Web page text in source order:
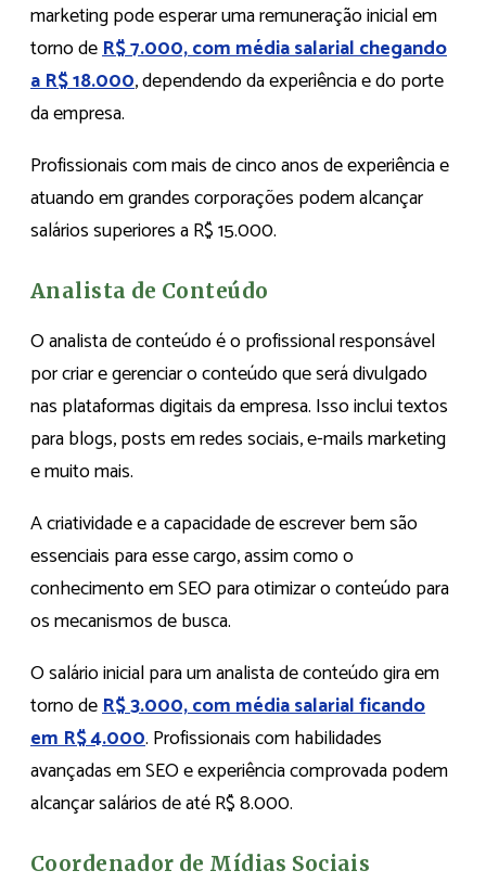
marketing pode esperar uma remuneração inicial em
torno deR$ 7.000, com média salarial chegando
a R$ 18.000, dependendo da experiência e do porte
da empresa.
Profissionais com mais de cinco anos de experiência e
atuando em grandes corporações podem alcançar
salários superiores a R$ 15.000.
Analista de Conteúdo
O analista de conteúdo é o profissional responsável
por criar e gerenciar o conteúdo que será divulgado
nas plataformas digitais da empresa. Isso inclui textos
para blogs, posts em redes sociais, e-mails marketing
e muito mais.
A criatividade e a capacidade de escrever bem são
essenciais para esse cargo, assim como o
conhecimento em SEO para otimizar o conteúdo para
os mecanismos de busca.
O salário inicial para um analista de conteúdo gira em
torno deR$ 3.000, com média salarial ficando
em R$ 4.000. Profissionais com habilidades
avançadas em SEO e experiência comprovada podem
alcançar salários de até R$ 8.000.
Coordenador de Mídias Sociais